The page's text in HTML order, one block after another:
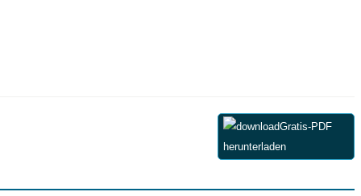
Gratis-PDF
herunterladen